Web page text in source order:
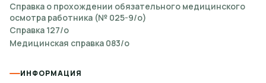
Справка о прохождении обязательного медицинского
осмотра работника (№ 025-9/о)
Справка 127/о
Медицинская справка 083/о
ИНФОРМАЦИЯ